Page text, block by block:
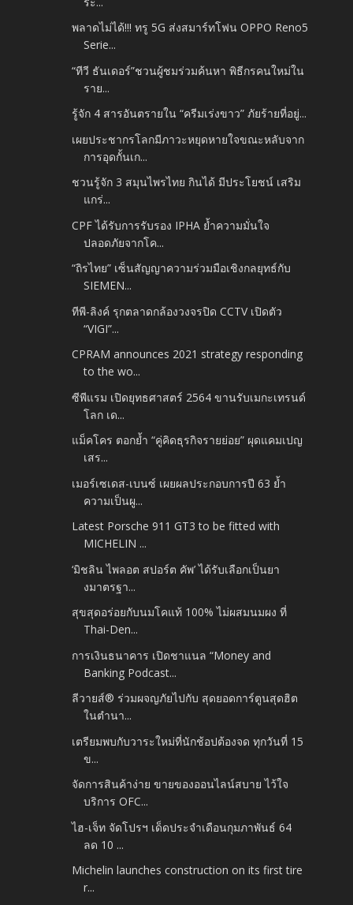
พลาดไม่ได้!!! ทรู 5G ส่งสมาร์ทโฟน OPPO Reno5
Serie...
“ทีวี ธันเดอร์”ชวนผู้ชมร่วมค้นหา พิธีกรคนใหม่ใน
ราย...
รู้จัก 4 สารอันตรายใน “ครีมเร่งขาว” ภัยร้ายที่อยู่...
เผยประชากรโลกมีภาวะหยุดหายใจขณะหลับจาก
การอุดกั้นเก...
ชวนรู้จัก 3 สมุนไพรไทย กินได้ มีประโยชน์ เสริม
แกร่...
CPF ได้รับการรับรอง IPHA ย้ำความมั่นใจ
ปลอดภัยจากโค...
“ถิรไทย” เซ็นสัญญาความร่วมมือเชิงกลยุทธ์กับ
SIEMEN...
ทีพี-ลิงค์ รุกตลาดกล้องวงจรปิด CCTV เปิดตัว
“VIGI”...
CPRAM announces 2021 strategy responding
to the wo...
ซีพีแรม เปิดยุทธศาสตร์ 2564 ขานรับเมกะเทรนด์
โลก เด...
แม็คโคร ตอกย้ำ “คู่คิดธุรกิจรายย่อย” ผุดแคมเปญ
เสร...
เมอร์เซเดส-เบนซ์ เผยผลประกอบการปี 63 ย้ำ
ความเป็นผู...
Latest Porsche 911 GT3 to be fitted with
MICHELIN ...
‘มิชลิน ไพลอต สปอร์ต คัพ’ ได้รับเลือกเป็นยา
งมาตรฐา...
สุขสุดอร่อยกับนมโคแท้ 100% ไม่ผสมนมผง ที่
Thai-Den...
การเงินธนาคาร เปิดชาแนล “Money and
Banking Podcast...
ลีวายส์® ร่วมผจญภัยไปกับ สุดยอดการ์ตูนสุดฮิต
ในตำนา...
เตรียมพบกับวาระใหม่ที่นักช้อปต้องจด ทุกวันที่ 15
ข...
จัดการสินค้าง่าย ขายของออนไลน์สบาย ไว้ใจ
บริการ OFC...
ไฮ-เจ็ท จัดโปรฯ เด็ดประจำเดือนกุมภาพันธ์ 64
ลด 10 ...
Michelin launches construction on its first tire
r...